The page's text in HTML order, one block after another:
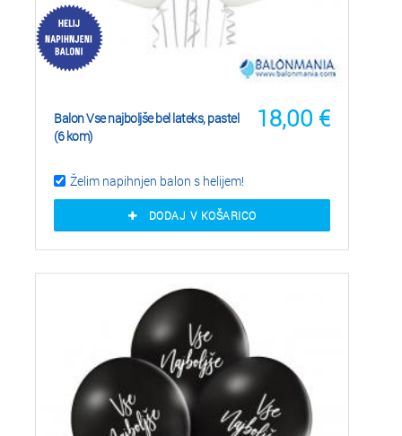
18,00 €
Balon Vse najboljše bel lateks, pastel
(6 kom)
Želim napihnjen balon s helijem!
DODAJ V KOŠARICO